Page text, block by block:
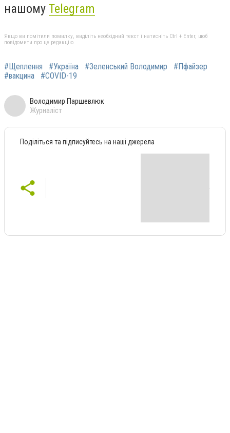
нашому Telegram
Якщо ви помітили помилку, виділіть необхідний текст і натисніть Ctrl + Enter, щоб
повідомити про це редакцію
#Щеплення #Україна #Зеленський Володимир
#Пфайзер
#вакцина
#COVID-19
Володимир Паршевлюк
Журналіст
Поділіться та підписуйтесь на наші джерела